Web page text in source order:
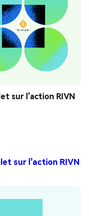
sur l’action RIVN
sur l’action RIVN